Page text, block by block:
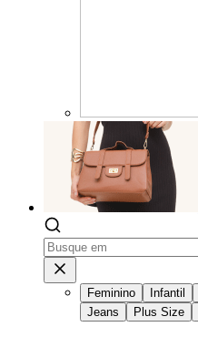
Feminino Infantil
Jeans
Plus Size